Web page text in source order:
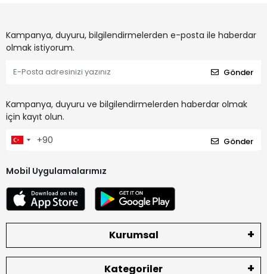
Kampanya, duyuru, bilgilendirmelerden e-posta ile haberdar
olmak istiyorum.
Gönder
Kampanya, duyuru ve bilgilendirmelerden haberdar olmak
için kayıt olun.
Gönder
Mobil Uygulamalarımız
Kurumsal
Kategoriler